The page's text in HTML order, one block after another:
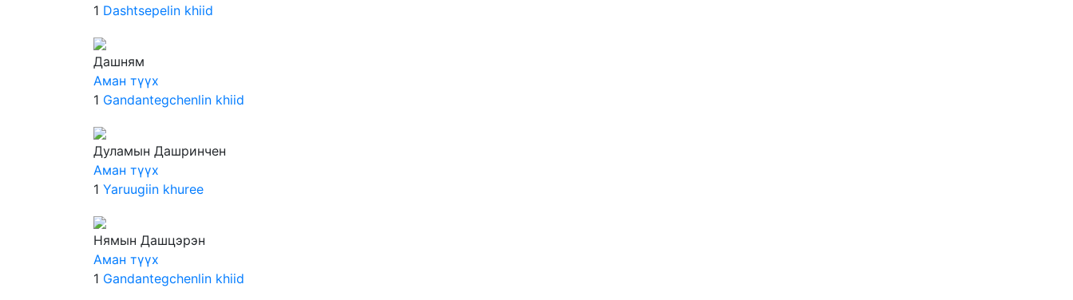
1 Dashtsepelin khiid
Дашням
Аман түүх
1 Gandantegchenlin khiid
Дуламын Дашринчен
Аман түүх
1 Yaruugiin khuree
Нямын Дашцэрэн
Аман түүх
1 Gandantegchenlin khiid